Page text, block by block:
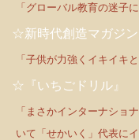
「グローバル教育の迷子
☆新時代創造マガジン
「子供が力強くイキイキ
☆『いちごドリル』
「まさかインターナショ
いて「せかいく」代表に